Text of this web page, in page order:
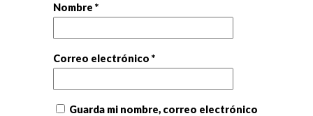
Nombre*
Correo electrónico*
Guarda mi nombre, correo electrónico